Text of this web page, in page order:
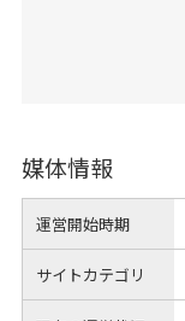
媒体情報
運営開始時期
サイトカテゴリ